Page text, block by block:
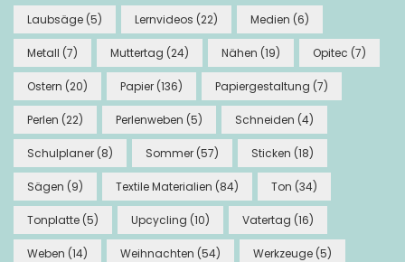
Laubsäge (5) Lernvideos (22) Medien (6)
Metall (7) Muttertag (24) Nähen (19) Opitec (7)
Ostern (20) Papier (136) Papiergestaltung (7)
Perlen (22) Perlenweben (5) Schneiden (4)
Schulplaner (8) Sommer (57) Sticken (18)
Sägen (9) Textile Materialien (84) Ton (34)
Tonplatte (5) Upcycling (10) Vatertag (16)
Weben (14) Weihnachten (54) Werkzeuge (5)